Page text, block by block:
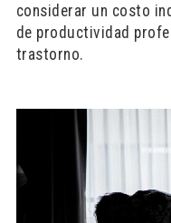
considerar un costo
de productividad
trastorno.